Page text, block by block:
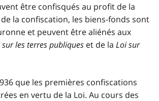
être confisqués au profit de la
la confiscation, les biens-fonds sont
et peuvent être aliénés aux
sur les terres publiques et de la Loi sur
que les premières confiscations
en vertu de la Loi. Au cours des